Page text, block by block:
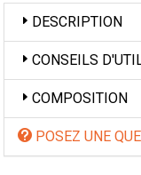
DESCRIPTION
CONSEILS
COMPOSITION
POSEZ UNE